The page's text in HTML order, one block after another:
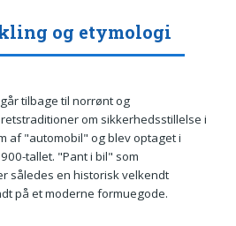
og etymologi
tilbage til norrønt og
om sikkerhedsstillelse i
af "automobil" og blev optaget i
tallet. "Pant i bil" som
således en historisk velkendt
på et moderne formuegode.